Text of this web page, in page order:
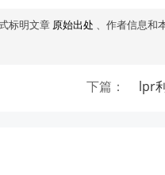
标明文章 原始出处 、作者信息和
下篇： lpr